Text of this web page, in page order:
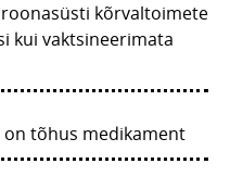
kõrvaltoimete
kui vaktsineerimata
tõhus medikament